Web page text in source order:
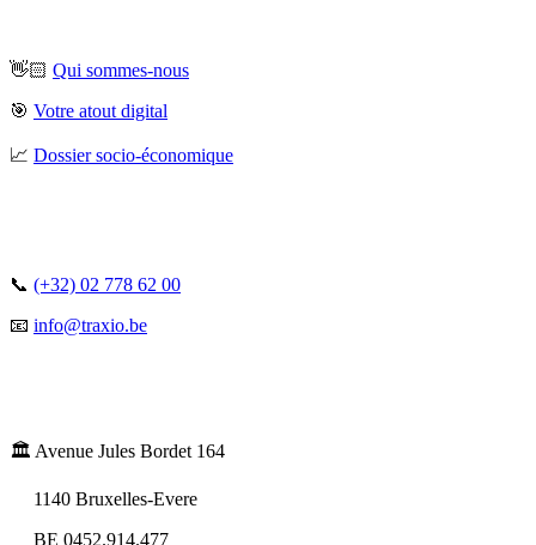
👋🏻 Qui sommes-nous
🎯 Votre atout digital
📈 Dossier socio-économique
📞 (+32) 02 778 62 00
📧 info@traxio.be
🏛️ Avenue Jules Bordet 164
1140 Bruxelles-Evere
BE 0452.914.477